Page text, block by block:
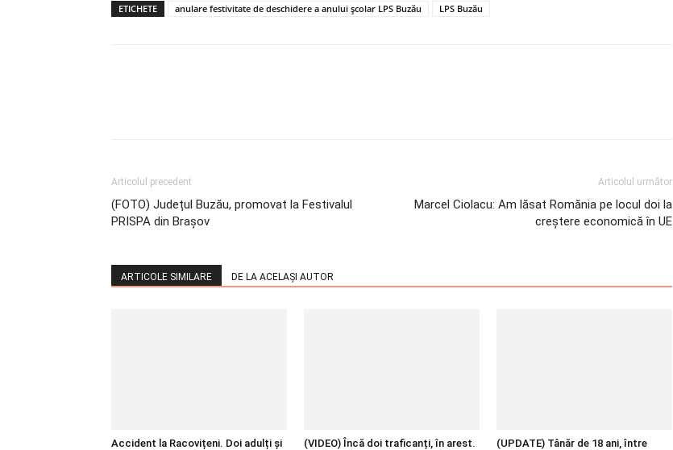
ETICHETE anulare festivitate de deschidere a anului școlar LPS Buzău LPS Buzău
Articolul precedent
(FOTO) Județul Buzău, promovat la Festivalul
PRISPA din Brașov
Articolul următor
Marcel Ciolacu: Am lăsat Romănia pe locul doi la
creștere economică în UE
ARTICOLE SIMILARE DE LA ACELAȘI AUTOR
Accident la Racovițeni. Doi adulți și
(VIDEO) Încă doi traficanți, în arest.
(UPDATE) Tânăr de 18 ani, între